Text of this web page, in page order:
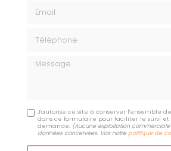
Message
J'autorise ce site à conserver l'ensemble
dans ce formulaire pour faciliter le suivi
demande. (Aucune exploitation
données concervées. Voir notre politique de